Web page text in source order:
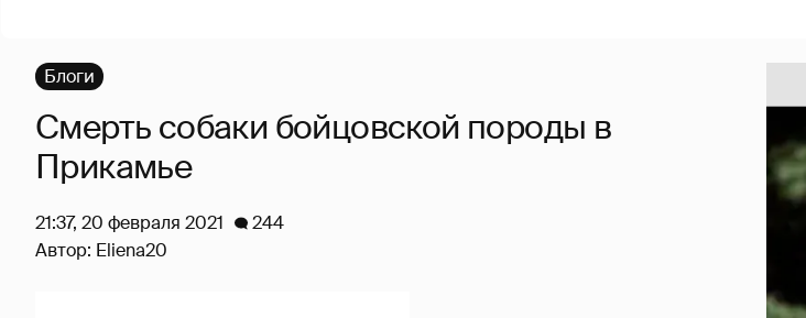
Блоги
Смерть собаки бойцовской породы в
Прикамье
21:37, 20 февраля 2021
244
Автор: Eliena20